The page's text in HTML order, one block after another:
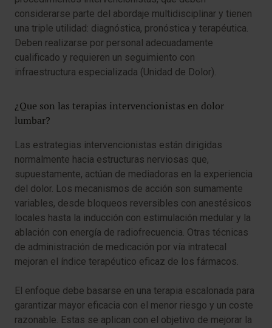
considerarse parte del abordaje multidisciplinar y tienen
una triple utilidad: diagnóstica, pronóstica y terapéutica.
Deben realizarse por personal adecuadamente
cualificado y requieren un seguimiento con
infraestructura especializada (Unidad de Dolor).
¿Que son las terapias intervencionistas en dolor
lumbar?
Las estrategias intervencionistas están dirigidas
normalmente hacia estructuras nerviosas que,
supuestamente, actúan de mediadoras en la experiencia
del dolor. Los mecanismos de acción son sumamente
variables, desde bloqueos reversibles con anestésicos
locales hasta la inducción con estimulación medular y la
ablación con energía de radiofrecuencia. Otras técnicas
de administración de medicación por vía intratecal
mejoran el índice terapéutico eficaz de los fármacos.
El enfoque debe basarse en una terapia escalonada para
garantizar mayor eficacia con el menor riesgo y un coste
razonable. Estas se aplican con el objetivo de mejorar la